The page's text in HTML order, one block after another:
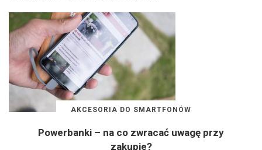
AKCESORIA DO SMARTFONÓW
Powerbanki – na co zwracać uwagę przy
zakupie?